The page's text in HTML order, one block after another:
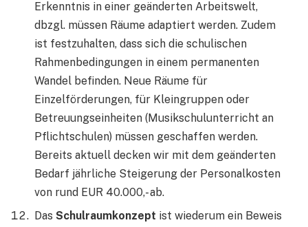
Erkenntnis in einer geänderten Arbeitswelt,
dbzgl. müssen Räume adaptiert werden. Zudem
ist festzuhalten, dass sich die schulischen
Rahmenbedingungen in einem permanenten
Wandel befinden. Neue Räume für
Einzelförderungen, für Kleingruppen oder
Betreuungseinheiten (Musikschulunterricht an
Pflichtschulen) müssen geschaffen werden.
Bereits aktuell decken wir mit dem geänderten
Bedarf jährliche Steigerung der Personalkosten
von rund EUR 40.000,- ab.
Das Schulraumkonzept ist wiederum ein Beweis